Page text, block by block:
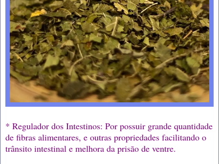
* Regulador dos Intestinos: Por possuir grande quantidade
de fibras alimentares, e outras propriedades facilitando o
trânsito intestinal e melhora da prisão de ventre.